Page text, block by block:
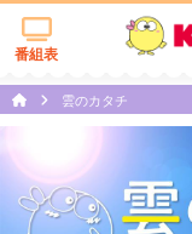
番組表
雲のカタチ